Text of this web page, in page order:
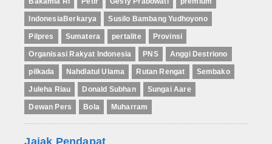
IndonesiaBerkarya Susilo Bambang Yudhoyono
Pilpres Sumatera pertalite Provinsi
Organisasi Rakyat Indonesia PNS Anggi Destriono
pilkada Nahdlatul Ulama Rutan Rengat Sembako
Juleha Riau Donald Subhan Sungai Aare
Dewan Pers Bola Muharram